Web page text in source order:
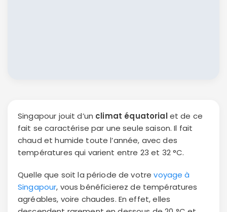
Singapour jouit d’un climat équatorialet de ce
fait se caractérise par une seule saison. Il fait
chaud et humide toute l’année, avec des
températures qui varient entre 23 et 32 °C.
Quelle que soit la période de votrevoyage à
Singapour, vous bénéficierez de températures
agréables, voire chaudes. En effet, elles